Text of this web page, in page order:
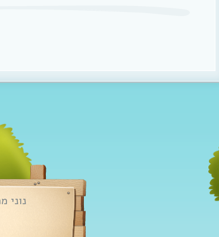
נוני